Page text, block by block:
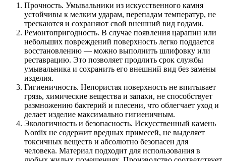
Прочность. Умывальники из искусственного камня
устойчивы к мелким ударам, перепадам температур, не
трескаются и сохраняют свой внешний вид годами.
Ремонтопригодность. В случае появления царапин или
небольших повреждений поверхность легко поддается
восстановлению — можно выполнить шлифовку или
реставрацию. Это позволяет продлить срок службы
умывальника и сохранить его внешний вид без замены
изделия.
Гигиеничность. Непористая поверхность не впитывает
грязь, химические вещества и запахи, не способствует
размножению бактерий и плесени, что облегчает уход и
делает изделие максимально гигиеничным.
Экологичность и безопасность. Искусственный камень
Nordix не содержит вредных примесей, не выделяет
токсичных веществ и абсолютно безопасен для
человека. Материал подходит для использования в